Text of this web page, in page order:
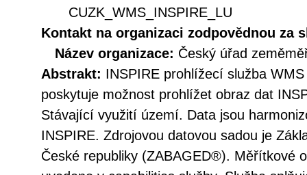
CUZK_WMS_INSPIRE_LU
Kontakt na organizaci zodpovědnou za
Název organizace: Český úřad
Abstrakt: INSPIRE prohlížecí služba
poskytuje možnost prohlížet obraz dat
Stávající využití území. Data jsou
INSPIRE. Zdrojovou datovou sadou je
České republiky (ZABAGED®). Měřítkové